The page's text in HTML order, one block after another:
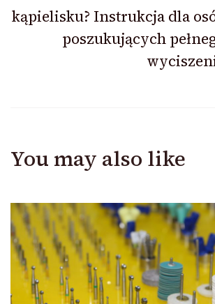
kąpielisku? Instrukcja dla
poszukujących
You may also like